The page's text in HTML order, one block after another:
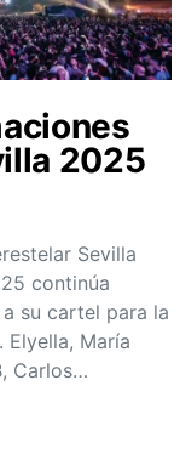
2025
Sevilla
continúa
su cartel para la
Elyella, María
Carlos…